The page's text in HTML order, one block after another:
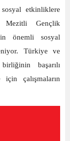
etkinliklere
Mezitli Gençlik
önemli sosyal
Türkiye ve
başarılı
çalışmaların